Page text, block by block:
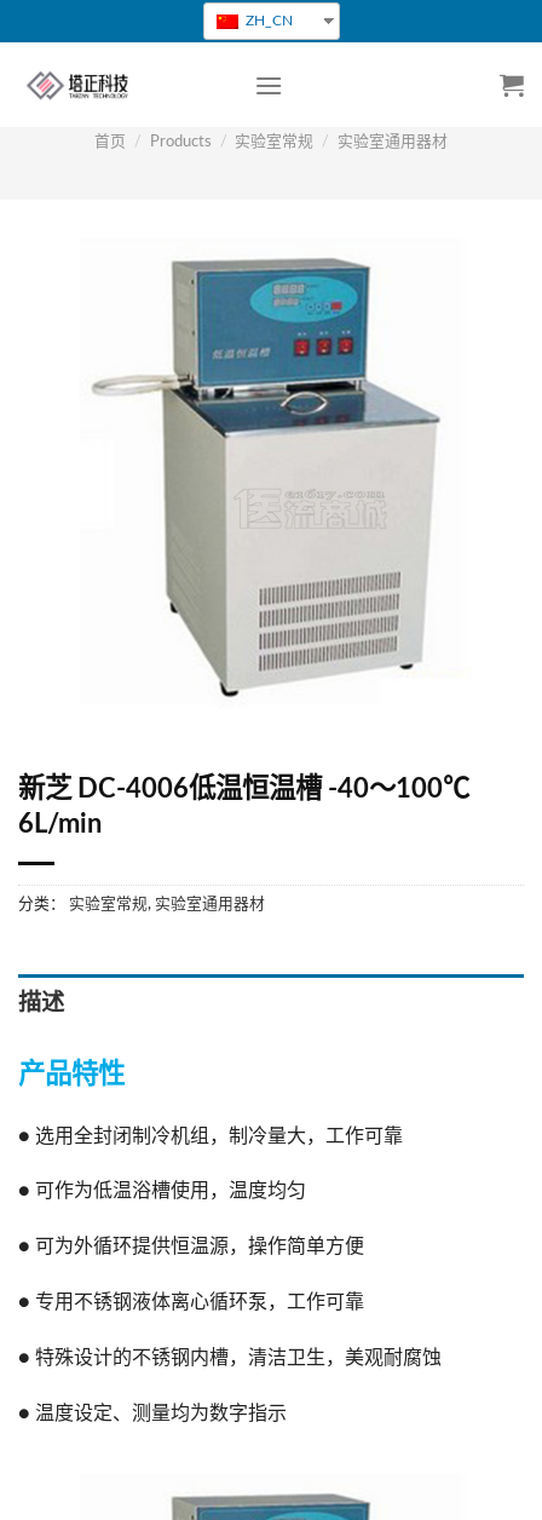
转
ZH_CN
首页 / Products / 实验室常规 / 实验室通用器材
新芝 DC-4006低温恒温槽 -40～100℃
6L/min
分类： 实验室常规, 实验室通用器材
描述
产品特性
● 选用全封闭制冷机组，制冷量大，工作可靠
● 可作为低温浴槽使用，温度均匀
● 可为外循环提供恒温源，操作简单方便
● 专用不锈钢液体离心循环泵，工作可靠
● 特殊设计的不锈钢内槽，清洁卫生，美观耐腐蚀
● 温度设定、测量均为数字指示